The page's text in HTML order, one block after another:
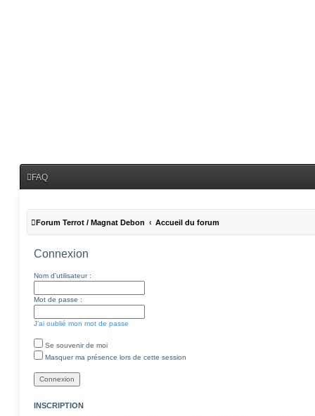
FAQ
Forum Terrot / Magnat Debon Accueil du forum
Connexion
Nom d’utilisateur :
Mot de passe :
J’ai oublié mon mot de passe
Se souvenir de moi
Masquer ma présence lors de cette session
INSCRIPTION